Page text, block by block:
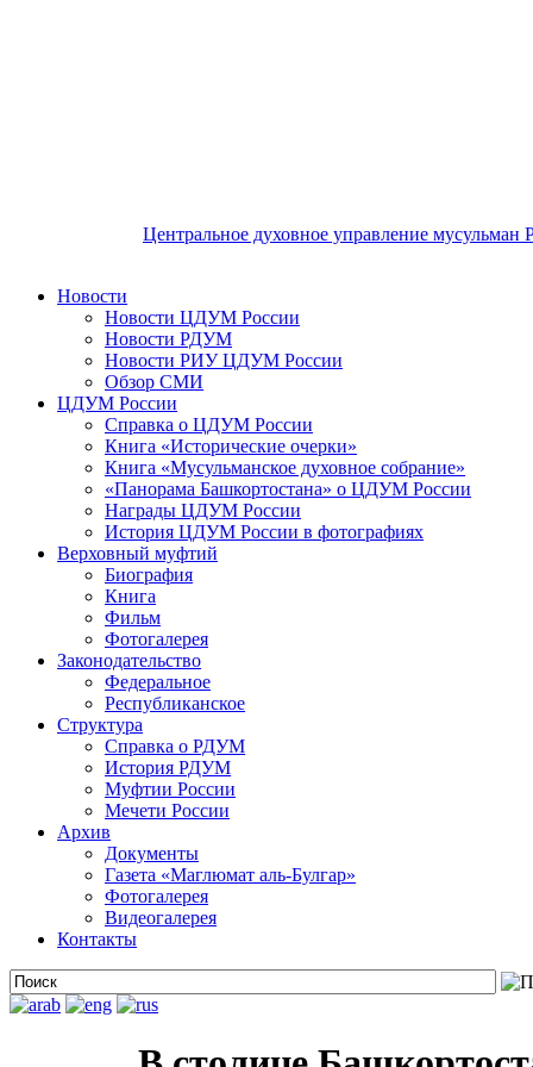
Центральное духовное управление мусульман
Новости
Новости ЦДУМ России
Новости РДУМ
Новости РИУ ЦДУМ России
Обзор СМИ
ЦДУМ России
Справка о ЦДУМ России
Книга «Исторические очерки»
Книга «Мусульманское духовное собрание»
«Панорама Башкортостана» о ЦДУМ России
Награды ЦДУМ России
История ЦДУМ России в фотографиях
Верховный муфтий
Биография
Книга
Фильм
Фотогалерея
Законодательство
Федеральное
Республиканское
Структура
Справка о РДУМ
История РДУМ
Муфтии России
Мечети России
Архив
Документы
Газета «Маглюмат аль-Булгар»
Фотогалерея
Видеогалерея
Контакты